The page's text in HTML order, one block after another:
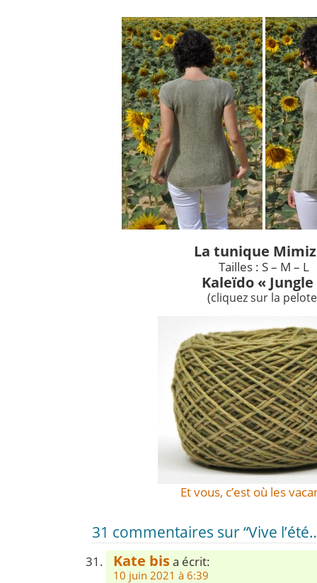
La tunique
Tailles : S – M – L
Kaleïdo « Jungle
(cliquez sur la
Et vous, c’est où les
31 commentaires sur “Vive
Kate bisa écrit:
10 juin 2021 à 6:39